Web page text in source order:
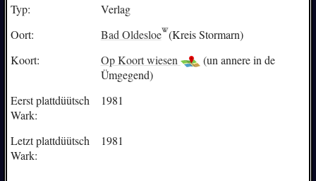
Typ:
Verlag
Oort:
Bad Oldesloe (Kreis Stormarn)
Koort:
Op Koort wiesen
(un annere in de
Ümgegend)
Eerst plattdüütsch
Wark:
1981
Letzt plattdüütsch
Wark:
1981